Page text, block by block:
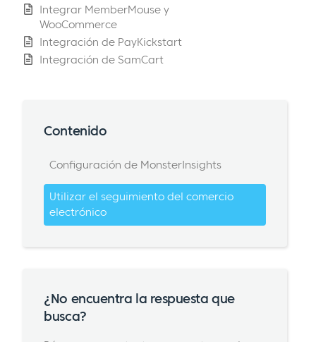
Integrar MemberMouse y
WooCommerce
Integración de PayKickstart
Integración de SamCart
Contenido
Configuración de MonsterInsights
Utilizar el seguimiento del comercio
electrónico
¿No encuentra la respuesta que
busca?